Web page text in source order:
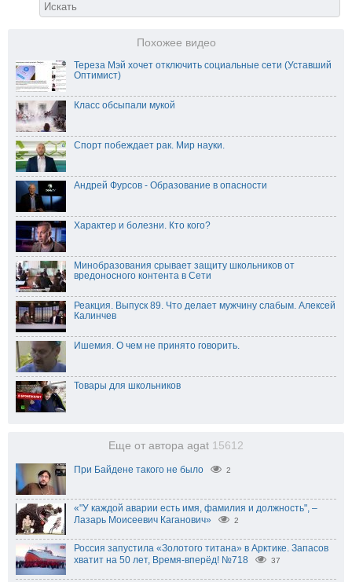
Похожее видео
Тереза Мэй хочет отключить социальные сети (Уставший
Оптимист)
Класс обсыпали мукой
Спорт побеждает рак. Мир науки.
Андрей Фурсов - Образование в опасности
Характер и болезни. Кто кого?
Минобразования срывает защиту школьников от
вредоносного контента в Сети
Реакция. Выпуск 89. Что делает мужчину слабым. Алексей
Калинчев
Ишемия. О чем не принято говорить.
Товары для школьников
Еще от автора agat 15612
При Байдене такого не было 2
«"У каждой аварии есть имя, фамилия и должность", –
Лазарь Моисеевич Каганович»
2
Россия запустила «Золотого титана» в Арктике. Запасов
хватит на 50 лет, Время-вперёд! №718
37